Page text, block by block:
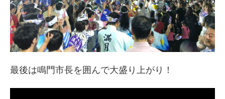
最後は鳴門市長を囲んで大盛り上がり！